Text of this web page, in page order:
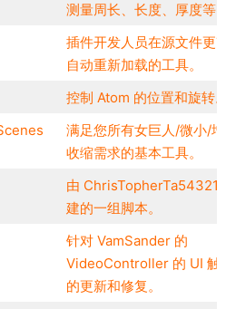
测量周长、长度、厚度等
插件开发人员在源文件更
自动重新加载的工具。
控制 Atom 的位置和旋转
满足您所有女巨人/微小/
收缩需求的基本工具。
由 ChrisTopherTa54321
建的一组脚本。
针对 VamSander 的
VideoController 的 UI 触
的更新和修复。